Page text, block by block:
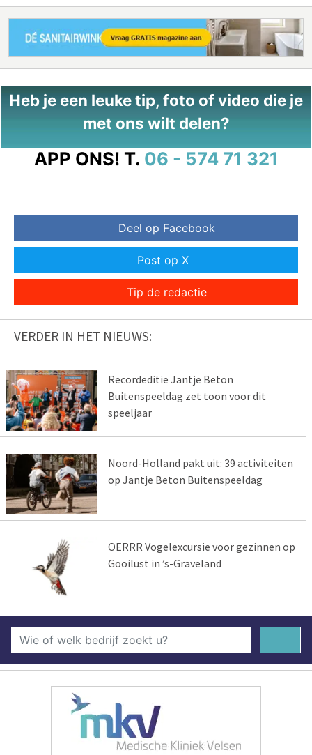
Heb je een leuke tip, foto of video die je
met ons wilt delen?
APP ONS! T. 06 - 574 71 321
Deel op Facebook
Post op X
Tip de redactie
VERDER IN HET NIEUWS:
Recordeditie Jantje Beton
Buitenspeeldag zet toon voor dit
speeljaar
Noord-Holland pakt uit: 39 activiteiten
op Jantje Beton Buitenspeeldag
OERRR Vogelexcursie voor gezinnen op
Gooilust in ’s-Graveland